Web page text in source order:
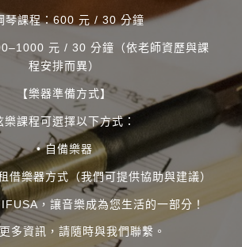
琴課程：600 元 / 30 分鐘
元 / 30 分鐘（依老師資歷與課
程安排而異）
【樂器準備方式】
樂課程可選擇以下方式：
• 自備樂器
借樂器方式（我們可提供協助與建議）
，讓音樂成為您生活的一部分！
多資訊，請隨時與我們聯繫。